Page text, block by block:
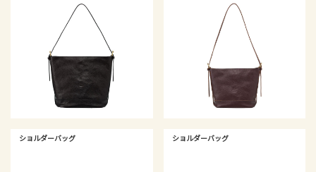
ショルダーバッグ ショルダーバッグ